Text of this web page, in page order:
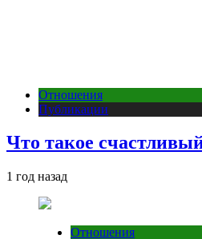
Отношения
Публикации
Что такое
1 год назад
Отношения